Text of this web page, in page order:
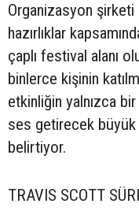
Organizasyon
hazırlıklar
çaplı festival alanı
binlerce kişinin
etkinliğin yalnızca
ses getirecek büyük
belirtiyor.
TRAVIS SCOTT